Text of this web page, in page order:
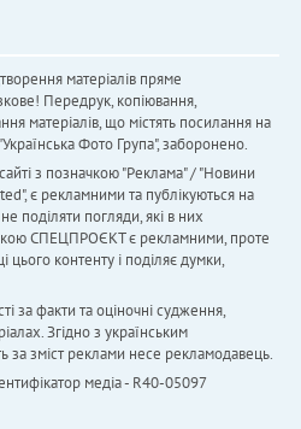
матеріалів пряме
Передрук, копіювання,
матеріалів, що містять посилання на
Фото Група", заборонено.
з позначкою "Реклама" / "Новини
є рекламними та публікуються на
поділяти погляди, які в них
СПЕЦПРОЄКТ є рекламними, проте
цього контенту і поділяє думки,
за факти та оціночні судження,
Згідно з українським
за зміст реклами несе рекламодавець.
медіа - R40-05097